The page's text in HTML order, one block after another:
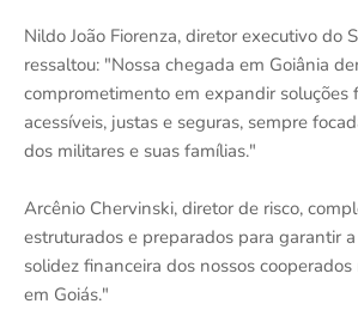
Nildo João Fiorenza, diretor executivo do
ressaltou: "Nossa chegada em Goiânia
comprometimento em expandir soluções
acessíveis, justas e seguras, sempre
dos militares e suas famílias."
Arcênio Chervinski, diretor de risco,
estruturados e preparados para garantir
solidez financeira dos nossos
em Goiás."